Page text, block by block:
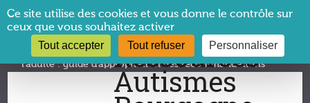
Vous êtes ici :CRA Bourgogne→À la une !→Autisme de
l’adulte : guide d’appropriation des recommandations
Panneau de gestion des cookies
Ce site utilise des cookies et vous donne le contrôle sur
ceux que vous souhaitez activer
Tout accepter Tout refuser Personnaliser